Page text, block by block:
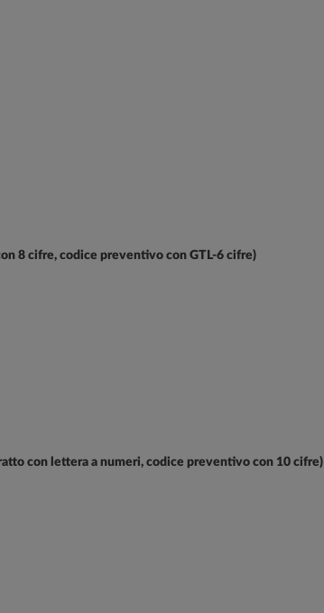
8 cifre, codice preventivo con GTL-6 cifre)
con lettera a numeri, codice preventivo con 10 cifre)